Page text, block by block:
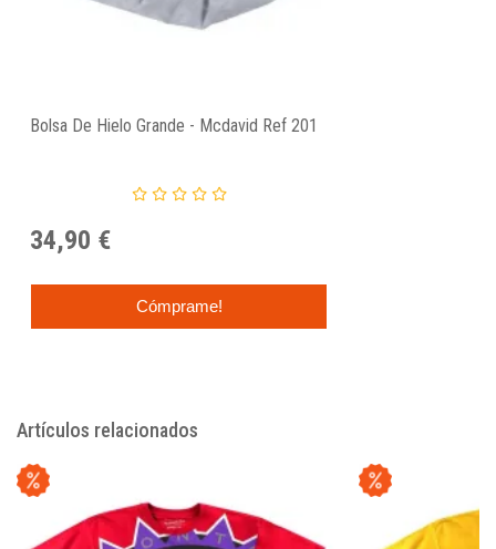
Bolsa De Hielo Grande - Mcdavid Ref 201
34,90 €
Cómprame!
Artículos relacionados